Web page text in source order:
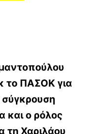
το ΠΑΣΟΚ για
σύγκρουση
και ο ρόλος
τη Χαριλάου